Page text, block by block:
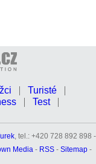
Turisté
Test
, tel.: +420 728 892 898 -
Media- RSS- Sitemap-